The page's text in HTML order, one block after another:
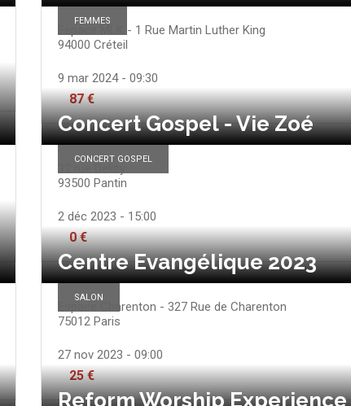
FEMMES
Espace MLK - 1 Rue Martin Luther King
94000 Créteil
9 mar 2024 - 09:30
87 €
CONCERT GOSPEL
Concert Gospel - Vie Zoé
93500 Pantin
2 déc 2023 - 15:00
0 €
SALON
Centre Evangélique 2023
Espace Charenton - 327 Rue de Charenton
75012 Paris
27 nov 2023 - 09:00
25 €
Reform Worship Experience